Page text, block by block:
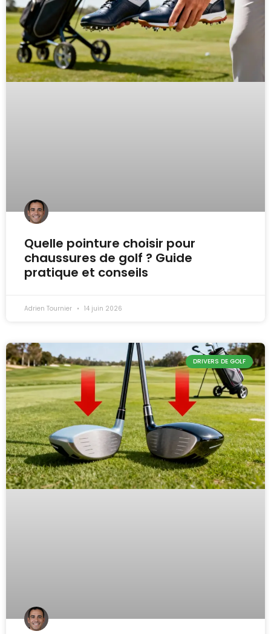
Quelle pointure choisir pour
chaussures de golf ? Guide
pratique et conseils
Adrien Tournier 14 juin 2026
DRIVERS DE GOLF